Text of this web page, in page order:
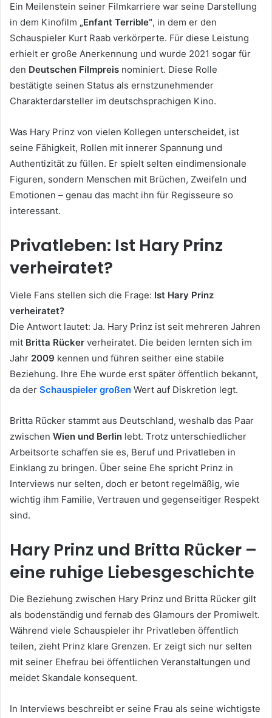
Ein Meilenstein seiner Filmkarriere war seine Darstellung
in dem Kinofilm „Enfant Terrible“, in dem er den
Schauspieler Kurt Raab verkörperte. Für diese Leistung
erhielt er große Anerkennung und wurde 2021 sogar für
den Deutschen Filmpreis nominiert. Diese Rolle
bestätigte seinen Status als ernstzunehmender
Charakterdarsteller im deutschsprachigen Kino.
Was Hary Prinz von vielen Kollegen unterscheidet, ist
seine Fähigkeit, Rollen mit innerer Spannung und
Authentizität zu füllen. Er spielt selten eindimensionale
Figuren, sondern Menschen mit Brüchen, Zweifeln und
Emotionen – genau das macht ihn für Regisseure so
interessant.
Privatleben: Ist Hary Prinz
verheiratet?
Viele Fans stellen sich die Frage: Ist Hary Prinz
verheiratet?
Die Antwort lautet: Ja. Hary Prinz ist seit mehreren Jahren
mit Britta Rücker verheiratet. Die beiden lernten sich im
Jahr 2009 kennen und führen seither eine stabile
Beziehung. Ihre Ehe wurde erst später öffentlich bekannt,
da der Schauspieler großen Wert auf Diskretion legt.
Britta Rücker stammt aus Deutschland, weshalb das Paar
zwischen Wien und Berlin lebt. Trotz unterschiedlicher
Arbeitsorte schaffen sie es, Beruf und Privatleben in
Einklang zu bringen. Über seine Ehe spricht Prinz in
Interviews nur selten, doch er betont regelmäßig, wie
wichtig ihm Familie, Vertrauen und gegenseitiger Respekt
sind.
Hary Prinz und Britta Rücker –
eine ruhige Liebesgeschichte
Die Beziehung zwischen Hary Prinz und Britta Rücker gilt
als bodenständig und fernab des Glamours der Promiwelt.
Während viele Schauspieler ihr Privatleben öffentlich
teilen, zieht Prinz klare Grenzen. Er zeigt sich nur selten
mit seiner Ehefrau bei öffentlichen Veranstaltungen und
meidet Skandale konsequent.
In Interviews beschreibt er seine Frau als seine wichtigste